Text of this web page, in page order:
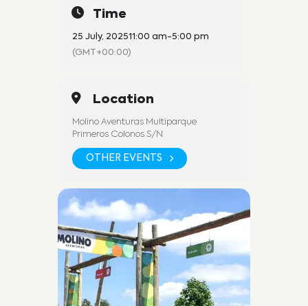
Time
25 July, 202511:00 am-5:00 pm
(GMT+00:00)
Location
Molino Aventuras Multiparque
Primeros Colonos S/N
OTHER EVENTS